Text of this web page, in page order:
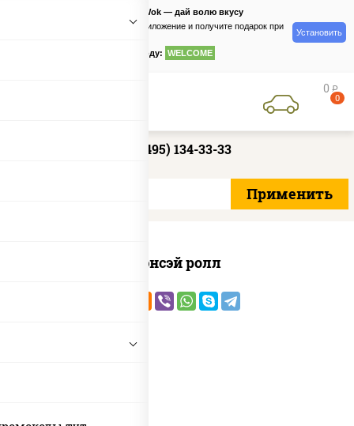
PizzaSushiWok — дай волю вкусу
Скачайте приложение и получите подарок при
по промокоду: WELCOME
Установить
0 руб
0
+7 (495) 134-33-33
Сэнсэй ролл